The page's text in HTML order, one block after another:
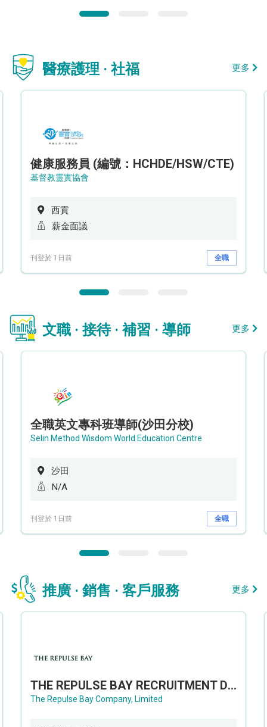
醫療護理 · 社福 更多
健康服務員 (編號：HCHDE/HSW/CTE)
基督教靈實協會
西貢
薪金面議
刊登於 1日前 全職
文職 · 接待 · 補習 · 導師 更多
全職英文專科班導師(沙田分校)
Selin Method Wisdom World Education Centre
沙田
N/A
刊登於 1日前 全職
推廣 · 銷售 · 客戶服務 更多
THE REPULSE BAY RECRUITMENT DAY 淺水灣影灣園人才招聘會
The Repulse Bay Company, Limited